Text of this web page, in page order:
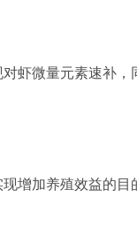
虾微量元素速补，
增加养殖效益的目